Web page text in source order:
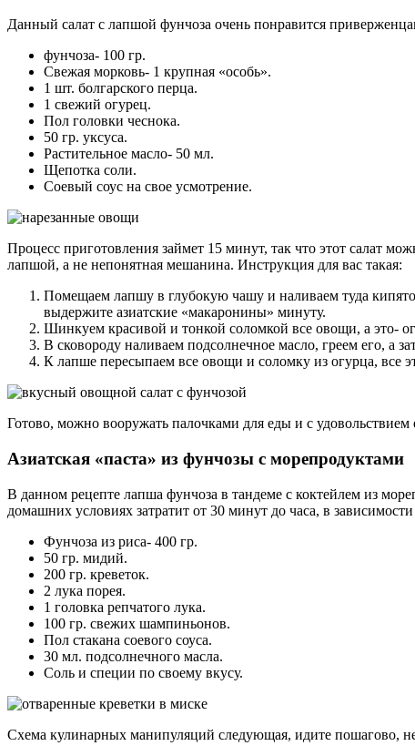
Данный салат с лапшой фунчоза очень понравится
фунчоза- 100 гр.
Свежая морковь- 1 крупная «особь».
1 шт. болгарского перца.
1 свежий огурец.
Пол головки чеснока.
50 гр. уксуса.
Растительное масло- 50 мл.
Щепотка соли.
Соевый соус на свое усмотрение.
Процесс приготовления займет 15 минут, так что этот салат
лапшой, а не непонятная мешанина. Инструкция для вас такая:
Помещаем лапшу в глубокую чашу и наливаем туда
выдержите азиатские «макаронины» минуту.
Шинкуем красивой и тонкой соломкой все овощи, а это-
В сковороду наливаем подсолнечное масло, греем его, а
К лапше пересыпаем все овощи и соломку из огурца, все
Готово, можно вооружать палочками для еды и с удовольствием
Азиатская «паста» из фунчозы с морепродуктами
В данном рецепте лапша фунчоза в тандеме с коктейлем из
домашних условиях затратит от 30 минут до часа, в
Фунчоза из риса- 400 гр.
50 гр. мидий.
200 гр. креветок.
2 лука порея.
1 головка репчатого лука.
100 гр. свежих шампиньонов.
Пол стакана соевого соуса.
30 мл. подсолнечного масла.
Соль и специи по своему вкусу.
Схема кулинарных манипуляций следующая, идите пошагово,